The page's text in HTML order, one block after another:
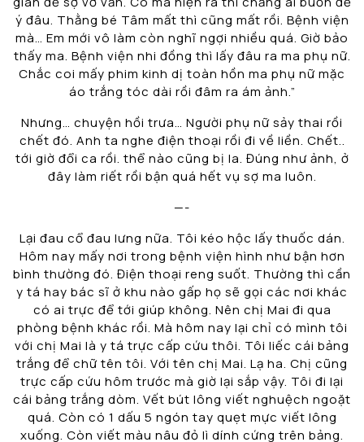
ý đâu. Thằng bé Tâm mất thì cũng mất rồi. Bệnh viện
mà… Em mới vô làm còn nghĩ ngợi nhiều quá. Giờ bảo
thấy ma. Bệnh viện nhi đồng thì lấy đâu ra ma phụ nữ.
Chắc coi mấy phim kinh dị toàn hồn ma phụ nữ mặc
áo trắng tóc dài rồi đâm ra ám ảnh.”
Nhưng… chuyện hồi trưa… Người phụ nữ sảy thai rồi
chết đó. Anh ta nghe điện thoại rồi đi về liền. Chết..
tới giờ đổi ca rồi. thể nào cũng bị la. Đúng như ảnh, ở
đây làm riết rồi bận quá hết vụ sợ ma luôn.
—-
Lại đau cổ đau lưng nữa. Tôi kéo hộc lấy thuốc dán.
Hôm nay mấy nơi trong bệnh viện hình như bận hơn
bình thường đó. Điện thoại reng suốt. Thường thì cần
y tá hay bác sĩ ở khu nào gấp họ sẽ gọi các nơi khác
có ai trực để tới giúp không. Nên chị Mai đi qua
phòng bệnh khác rồi. Mà hôm nay lại chỉ có mình tôi
với chị Mai là y tá trực cấp cứu thôi. Tôi liếc cái bảng
trắng để chữ tên tôi. Với tên chị Mai. Lạ ha. Chị cũng
trực cấp cứu hôm trước mà giờ lại sắp vậy. Tôi đi lại
cái bảng trắng dòm. Vết bút lông viết nghuệch ngoặt
quá. Còn có 1 dấu 5 ngón tay quẹt mực viết lông
xuống. Còn viết màu nâu đỏ lì dính cứng trên bảng.